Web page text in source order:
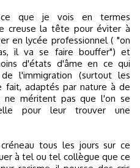
que je vois en termes
creuse la tête pour éviter à
en lycée professionnel ( "on
il va se faire bouffer") et
d'états d'âme en ce qui
l'immigration (surtout les
fait, adaptés par nature à de
méritent pas que l'on se
pour leur trouver une
tous les jours sur ce
à tel ou tel collègue que ce